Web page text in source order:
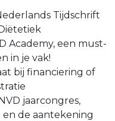
Tijdschrift
Academy, een must-
in je vak!
bij financiering of
jaarcongres,
de aantekening